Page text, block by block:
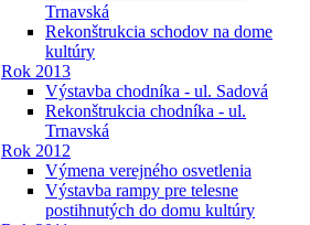
Trnavská
Rekonštrukcia schodov na dome
kultúry
Rok 2013
Výstavba chodníka - ul. Sadová
Rekonštrukcia chodníka - ul.
Trnavská
Rok 2012
Výmena verejného osvetlenia
Výstavba rampy pre telesne
postihnutých do domu kultúry